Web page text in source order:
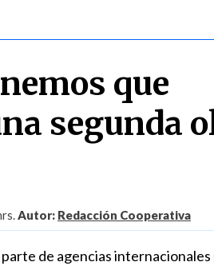
que
segunda
Autor: Redacción Cooperativa
de agencias internacionales